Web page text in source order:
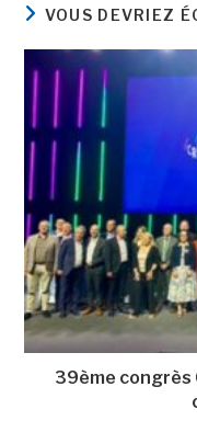
VOUS DEVRIEZ
39ème congrès